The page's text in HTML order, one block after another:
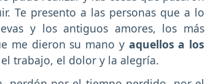
Te presento a las personas que a lo
y los antiguos amores, los más
me dieron su mano y aquellos a los
trabajo, el dolor y la alegría.